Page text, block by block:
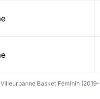
Villeurbanne Basket Féminin